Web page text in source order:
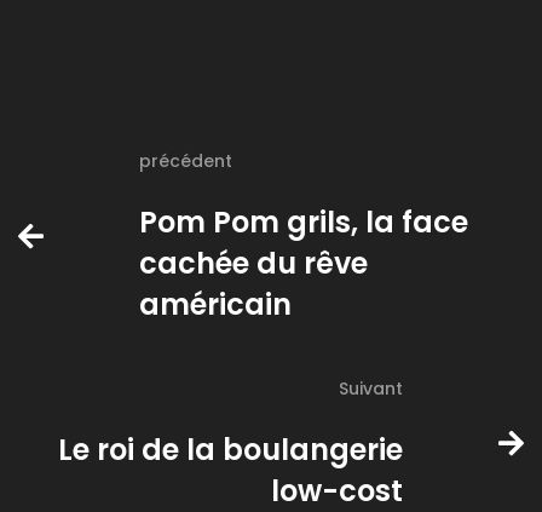
précédent
Pom Pom grils, la face
cachée du rêve
américain
Suivant
Le roi de la boulangerie
low-cost